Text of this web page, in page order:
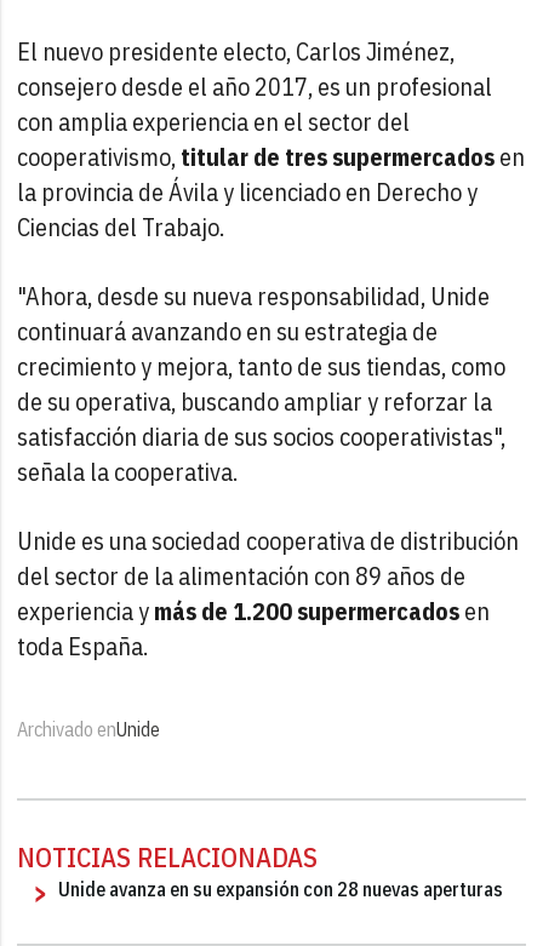
El nuevo presidente electo, Carlos Jiménez,
consejero desde el año 2017, es un profesional
con amplia experiencia en el sector del
cooperativismo,titular de tres supermercadosen
la provincia de Ávila y licenciado en Derecho y
Ciencias del Trabajo.
"Ahora, desde su nueva responsabilidad, Unide
continuará avanzando en su estrategia de
crecimiento y mejora, tanto de sus tiendas, como
de su operativa, buscando ampliar y reforzar la
satisfacción diaria de sus socios cooperativistas",
señala la cooperativa.
Unide es una sociedad cooperativa de distribución
del sector de la alimentación con 89 años de
experiencia ymás de 1.200 supermercadosen
toda España.
Archivado enUnide
NOTICIAS RELACIONADAS
Unide avanza en su expansión con 28 nuevas aperturas